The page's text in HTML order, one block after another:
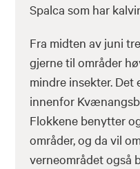
Spalca som har
Fra midten av juni
gjerne til områder
mindre insekter. Det
innenfor
Flokkene benytter
områder, og da vil
verneområdet også